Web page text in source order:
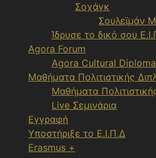
Σοχάγκ
Σουλεϊμάν
Ίδρυσε το δικό σου
Agora Forum
Agora Cultural
Μαθήματα Πολιτιστικής
Μαθήματα
Live Σεμινάρια
Εγγραφή
Υποστήριξε το Ε.Ι.Π.Δ
Erasmus +